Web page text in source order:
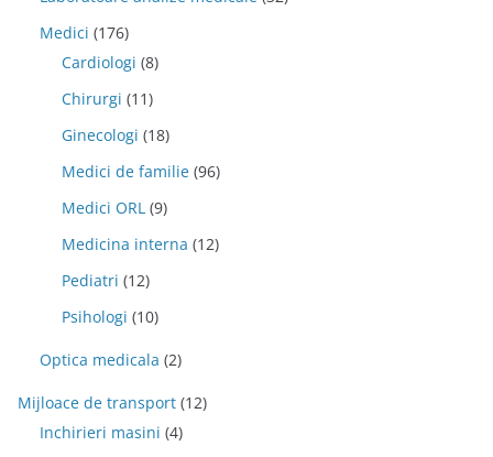
Medici (176)
Cardiologi (8)
Chirurgi (11)
Ginecologi (18)
Medici de familie (96)
Medici ORL (9)
Medicina interna (12)
Pediatri (12)
Psihologi (10)
Optica medicala (2)
Mijloace de transport (12)
Inchirieri masini (4)